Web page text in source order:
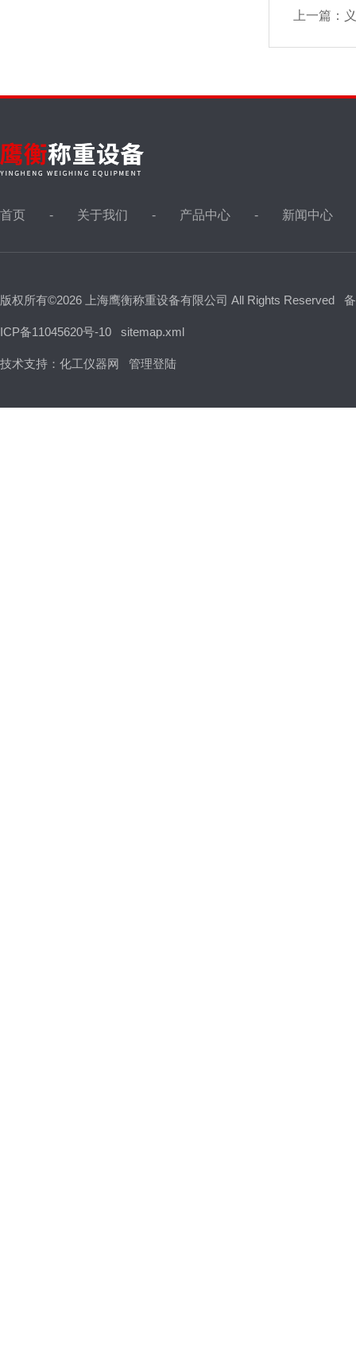
上一篇：
首页 关于我们 产品中心 新闻中心
版权所有©2026 上海鹰衡称重设备有限公司 All Rights Reserved
ICP备11045620号-10 sitemap.xml
技术支持： 化工仪器网 管理登陆